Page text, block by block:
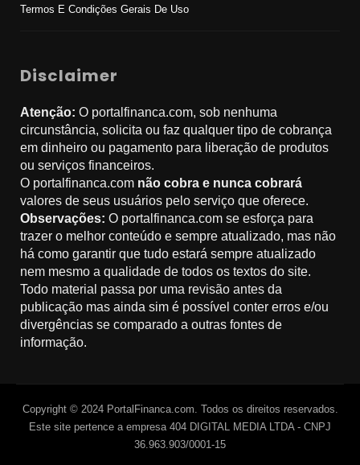
Termos E Condições Gerais De Uso
Disclaimer
Atenção: O portalfinanca.com, sob nenhuma
circunstância, solicita ou faz qualquer tipo de cobrança
em dinheiro ou pagamento para liberação de produtos
ou serviços financeiros.
O portalfinanca.com não cobra e nunca cobrará
valores de seus usuários pelo serviço que oferece.
Observações: O portalfinanca.com se esforça para
trazer o melhor conteúdo e sempre atualizado, mas não
há como garantir que tudo estará sempre atualizado
nem mesmo a qualidade de todos os textos do site.
Todo material passa por uma revisão antes da
publicação mas ainda sim é possível conter erros e/ou
divergências se comparado a outras fontes de
informação.
Copyright © 2024 PortalFinanca.com. Todos os direitos reservados.
Este site pertence a empresa 404 DIGITAL MEDIA LTDA - CNPJ
36.963.903/0001-15